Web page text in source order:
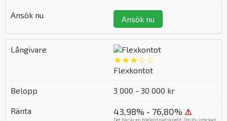
Ansök nu
★★★☆☆
Flexkontot
3 000 - 30 000 kr
43,98% - 76,80% ⚠
Det här är en högkostnadskredit. Om du inte kan